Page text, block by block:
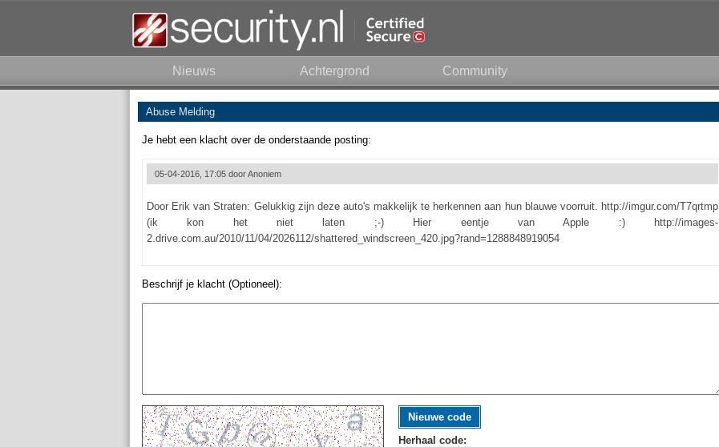
Nieuws Achtergrond Community
Abuse Melding
Je hebt een klacht over de onderstaande posting:
05-04-2016, 17:05 doorAnoniem
Door Erik van Straten: Gelukkig zijn deze auto's makkelijk te herkennen aan hun blauwe voorruit. http://imgur.com/T7qrtmp
(ik kon het niet laten ;-) Hier eentje van Apple :) http://images-
2.drive.com.au/2010/11/04/2026112/shattered_windscreen_420.jpg?rand=1288848919054
Beschrijf je klacht (Optioneel):
Nieuwe code
Herhaal code: